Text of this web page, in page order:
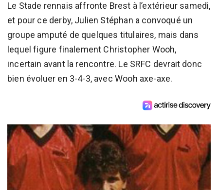
Le Stade rennais affronte Brest à l’extérieur samedi,
et pour ce derby, Julien Stéphan a convoqué un
groupe amputé de quelques titulaires, mais dans
lequel figure finalement Christopher Wooh,
incertain avant la rencontre. Le SRFC devrait donc
bien évoluer en 3-4-3, avec Wooh axe-axe.